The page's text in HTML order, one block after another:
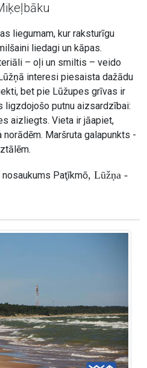
liegumam, kur raksturīgu
liedagi un kāpas.
– oļi un smiltis – veido
interesi piesaista dažādu
bet pie Lūžupes grīvas ir
putnu aizsardzībai:
aizliegts. Vieta ir jāapiet,
Maršruta galapunkts -
Paţīkmō, Lūžņa -